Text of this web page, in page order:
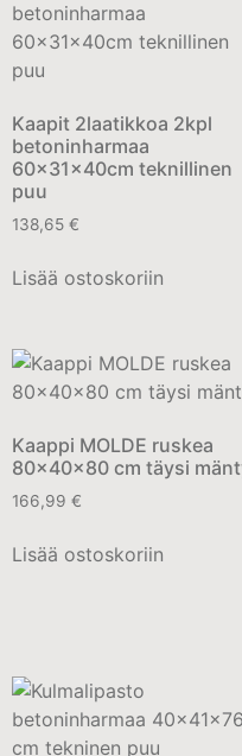
Kaapit 2laatikkoa 2kpl
betoninharmaa
60x31x40cm teknillinen
puu
138,65 €
Lisää ostoskoriin
Kaappi MOLDE ruskea
80x40x80 cm täysi
166,99 €
Lisää ostoskoriin